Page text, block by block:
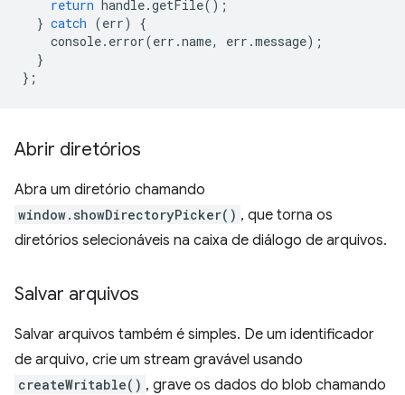
return handle.getFile();
} catch (err)
{
console. error(err .name, err .message);
}
};
Abrir diretórios
Abra um diretório chamando
window.showDirectoryPicker() , que torna os
diretórios selecionáveis na caixa de diálogo de arquivos.
Salvar arquivos
Salvar arquivos também é simples. De um identificador
de arquivo, crie um stream gravável usando
createWritable() , grave os dados do blob chamando